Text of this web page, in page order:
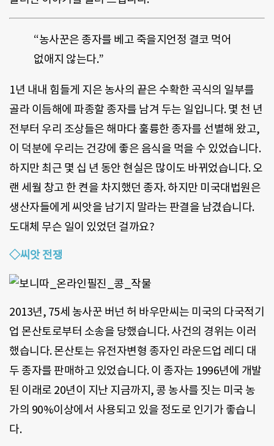
“농사꾼은 종자를 베고 죽을지언정 결코 먹어
없애지 않는다.”
1년 내내 힘들게 지은 농사의 끝은 수확한 곡식의 일부를
골라 이듬해에 파종할 종자를 남겨 두는 일입니다. 몇 천 년
전부터 우리 조상들은 해마다 훌륭한 종자를 선별해 왔고,
이 덕분에 우리는 건강에 좋은 음식을 먹을 수 있었습니다.
하지만 최근 몇 십 년 동안 현실은 많이도 바뀌었습니다. 오
랜 세월 창고 한 켠을 차지했던 종자. 하지만 미국대법원은
생산자들에게 씨앗을 남기지 말라는 판결을 남겼습니다.
도대체 무슨 일이 있었던 걸까요?
◇씨앗 전쟁
2013년, 75세 농사꾼 버넌 허 바우만씨는 미국의 다국적기
업 몬산토로부터 소송을 당했습니다. 사건의 경위는 이러
했습니다. 몬산토는 유전자변형 종자인 라운드업 레디 대
두 종자를 판매하고 있었습니다. 이 종자는 1996년에 개발
된 이래로 20년이 지난 지금까지, 콩 농사를 짓는 미국 농
가의 90%이상에서 사용되고 있을 정도로 인기가 좋습니
다.